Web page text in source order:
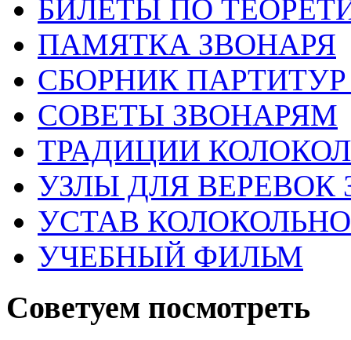
БИЛЕТЫ ПО
ПАМЯТКА ЗВОНАРЯ
СБОРНИК
СОВЕТЫ ЗВОНАРЯМ
ТРАДИЦИИ
УЗЛЫ ДЛЯ ВЕРЕВОК
УСТАВ
УЧЕБНЫЙ ФИЛЬМ
Советуем посмотреть